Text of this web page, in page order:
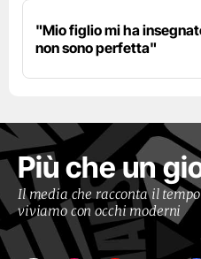
"Mio figlio mi ha
non sono perfetta"
Più che un
Il media che racconta il
viviamo con occhi moderni